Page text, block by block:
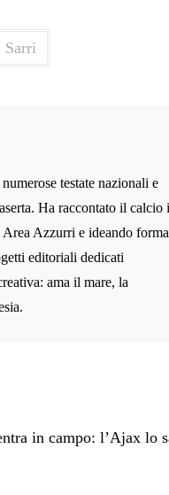
Sarri
testate nazionali e
Ha raccontato il calcio
Azzurri e ideando
editoriali dedicati
ama il mare, la
in campo: l’Ajax lo